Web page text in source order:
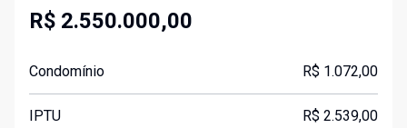
R$ 2.550.000,00
Condomínio R$ 1.072,00
IPTU R$ 2.539,00